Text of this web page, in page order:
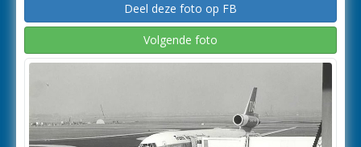
Deel deze foto op FB
Volgende foto